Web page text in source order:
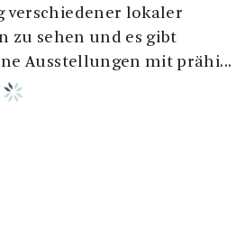
verschiedener lokaler
zu sehen und es gibt
Ausstellungen mit prähi...